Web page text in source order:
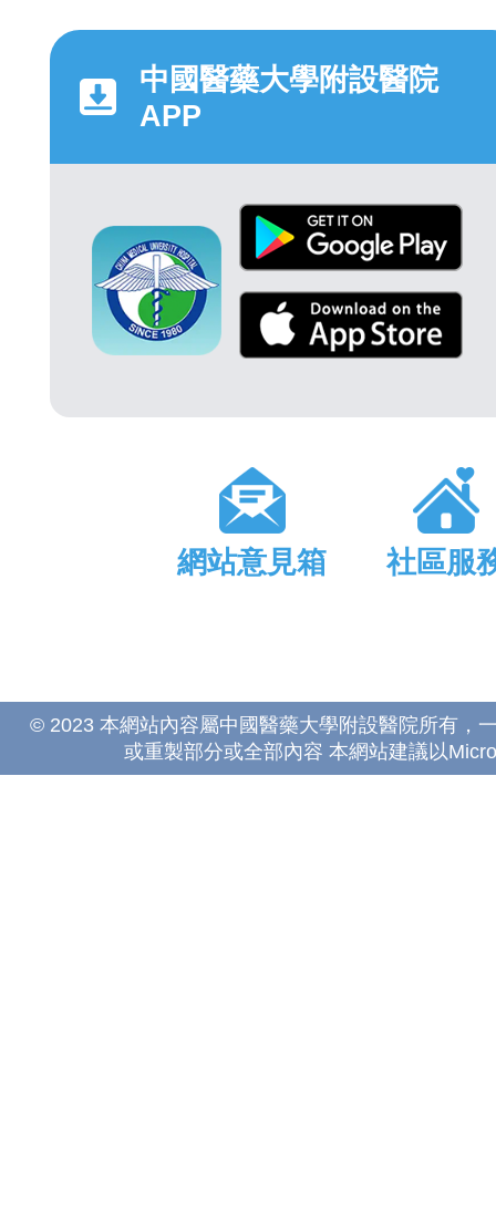
中國醫藥大學附設醫院
APP
網站意見箱 社區服
© 2023 本網站內容屬中國醫藥大學附設醫院所有，
或重製部分或全部內容 本網站建議以